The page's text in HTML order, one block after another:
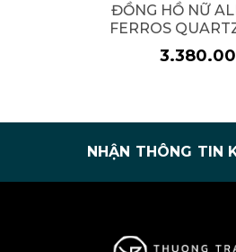
ĐỒNG HỒ NỮ
FERROS
NHẬN THÔNG TIN